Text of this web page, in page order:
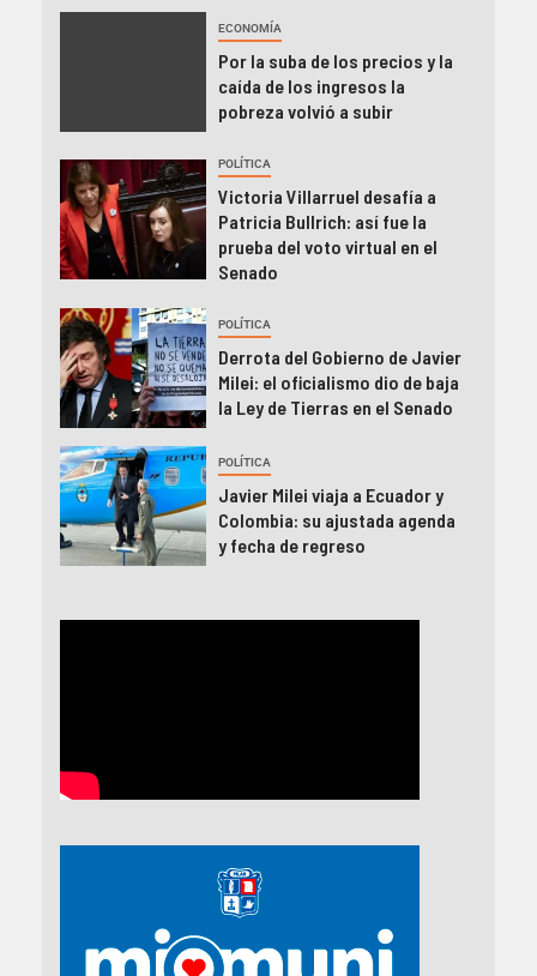
ECONOMÍA
Por la suba de los precios y la
caída de los ingresos la
pobreza volvió a subir
POLÍTICA
Victoria Villarruel desafía a
Patricia Bullrich: así fue la
prueba del voto virtual en el
Senado
POLÍTICA
Derrota del Gobierno de Javier
Milei: el oficialismo dio de baja
la Ley de Tierras en el Senado
POLÍTICA
Javier Milei viaja a Ecuador y
Colombia: su ajustada agenda
y fecha de regreso